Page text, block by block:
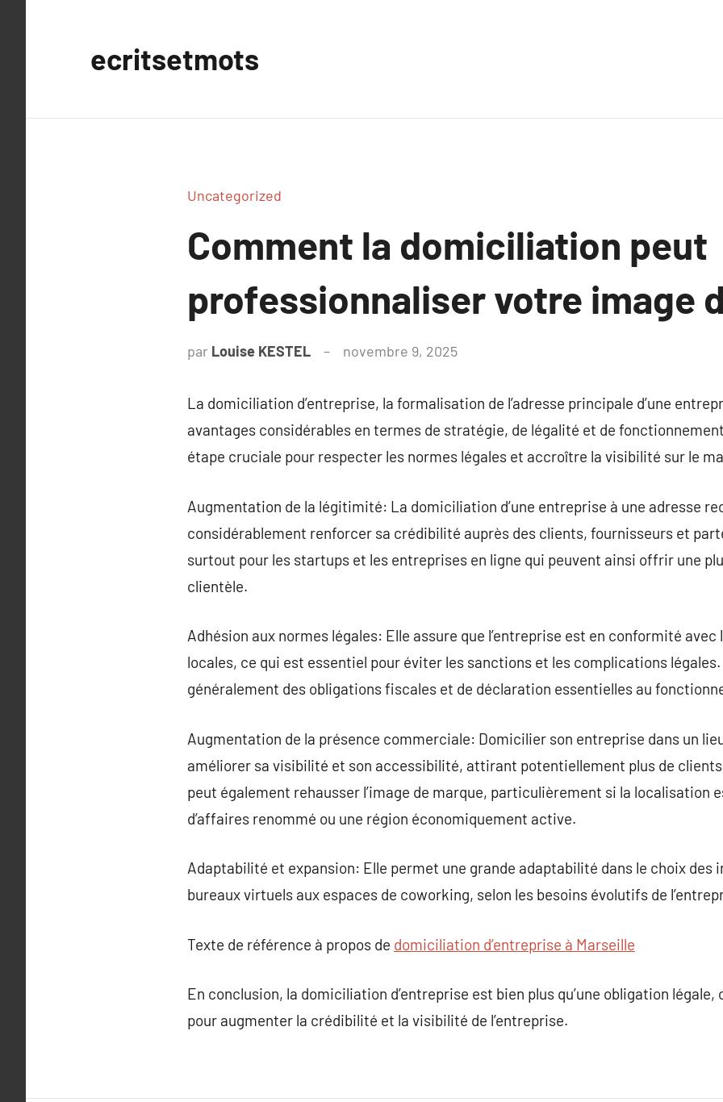
ecritsetmots
Uncategorized
Comment la domiciliation peut
professionnaliser votre image
par Louise KESTEL novembre 9, 2025
La domiciliation d’entreprise, la formalisation de l’adresse principale d’une
avantages considérables en termes de stratégie, de légalité et de
étape cruciale pour respecter les normes légales et accroître la visibilité sur le
Augmentation de la légitimité: La domiciliation d’une entreprise à une adresse
considérablement renforcer sa crédibilité auprès des clients, fournisseurs et
surtout pour les startups et les entreprises en ligne qui peuvent ainsi offrir une
clientèle.
Adhésion aux normes légales: Elle assure que l’entreprise est en conformité
locales, ce qui est essentiel pour éviter les sanctions et les complications légales.
généralement des obligations fiscales et de déclaration essentielles au
Augmentation de la présence commerciale: Domicilier son entreprise dans un
améliorer sa visibilité et son accessibilité, attirant potentiellement plus de
peut également rehausser l’image de marque, particulièrement si la localisation
d’affaires renommé ou une région économiquement active.
Adaptabilité et expansion: Elle permet une grande adaptabilité dans le choix des
bureaux virtuels aux espaces de coworking, selon les besoins évolutifs de
Texte de référence à propos de domiciliation d’entreprise à Marseille
En conclusion, la domiciliation d’entreprise est bien plus qu’une obligation légale,
pour augmenter la crédibilité et la visibilité de l’entreprise.